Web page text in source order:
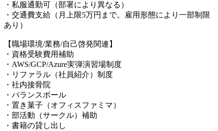
・私服通勤可（部署により異なる）
・交通費支給（月上限5万円まで。雇用形態により一部制限
あり）
【職場環境/業務/自己啓発関連】
・資格受験費用補助
・AWS/GCP/Azure実弾演習場制度
・リファラル（社員紹介）制度
・社内接骨院
・バランスボール
・置き菓子（オフィスファミマ）
・部活動（サークル）補助
・書籍の貸し出し